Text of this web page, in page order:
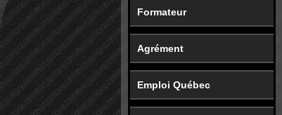
Formateur
Agrément
Emploi Québec